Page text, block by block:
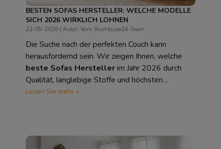
BESTEN SOFAS HERSTELLER: WELCHE MODELLE
SICH 2026 WIRKLICH LOHNEN
22-05-2026 | Autor: Vom YourHouse24-Team
Die Suche nach der perfekten Couch kann
herausfordernd sein. Wir zeigen Ihnen, welche
beste Sofas Herstellerim Jahr 2026 durch
Qualität, langlebige Stoffe und höchsten
Sitzkomfort überzeugen und beantworten die
Lesen Sie mehr »